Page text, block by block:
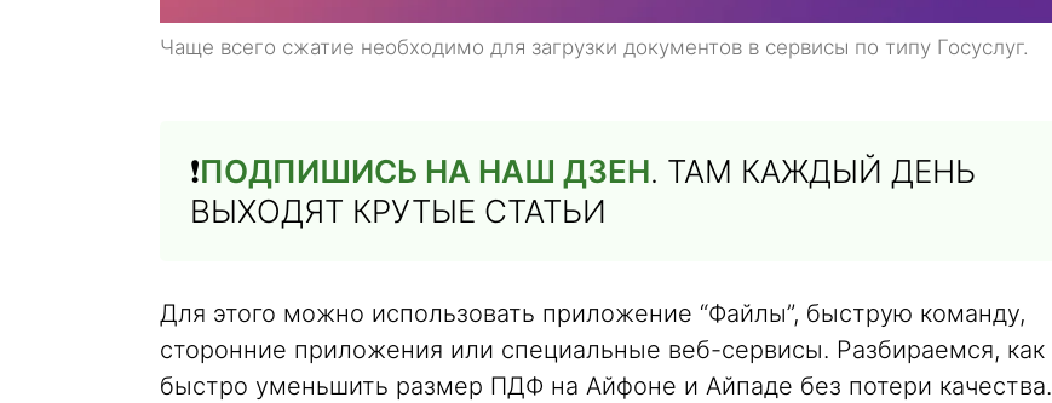
Чаще всего сжатие необходимо для загрузки документов в сервисы по типу Госуслуг.
❗️ПОДПИШИСЬ НА НАШ ДЗЕН. ТАМ КАЖДЫЙ ДЕНЬ
ВЫХОДЯТ КРУТЫЕ СТАТЬИ
Для этого можно использовать приложение “Файлы”, быструю команду,
сторонние приложения или специальные веб-сервисы. Разбираемся, как
быстро уменьшить размер ПДФ на Айфоне и Айпаде без потери качества.